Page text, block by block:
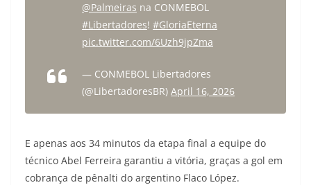
@Palmeiras na CONMEBOL
#Libertadores! #GloriaEterna
pic.twitter.com/6Uzh9jpZma
— CONMEBOL Libertadores
(@LibertadoresBR) April 16, 2026
E apenas aos 34 minutos da etapa final a equipe do
técnico Abel Ferreira garantiu a vitória, graças a gol em
cobrança de pênalti do argentino Flaco López.